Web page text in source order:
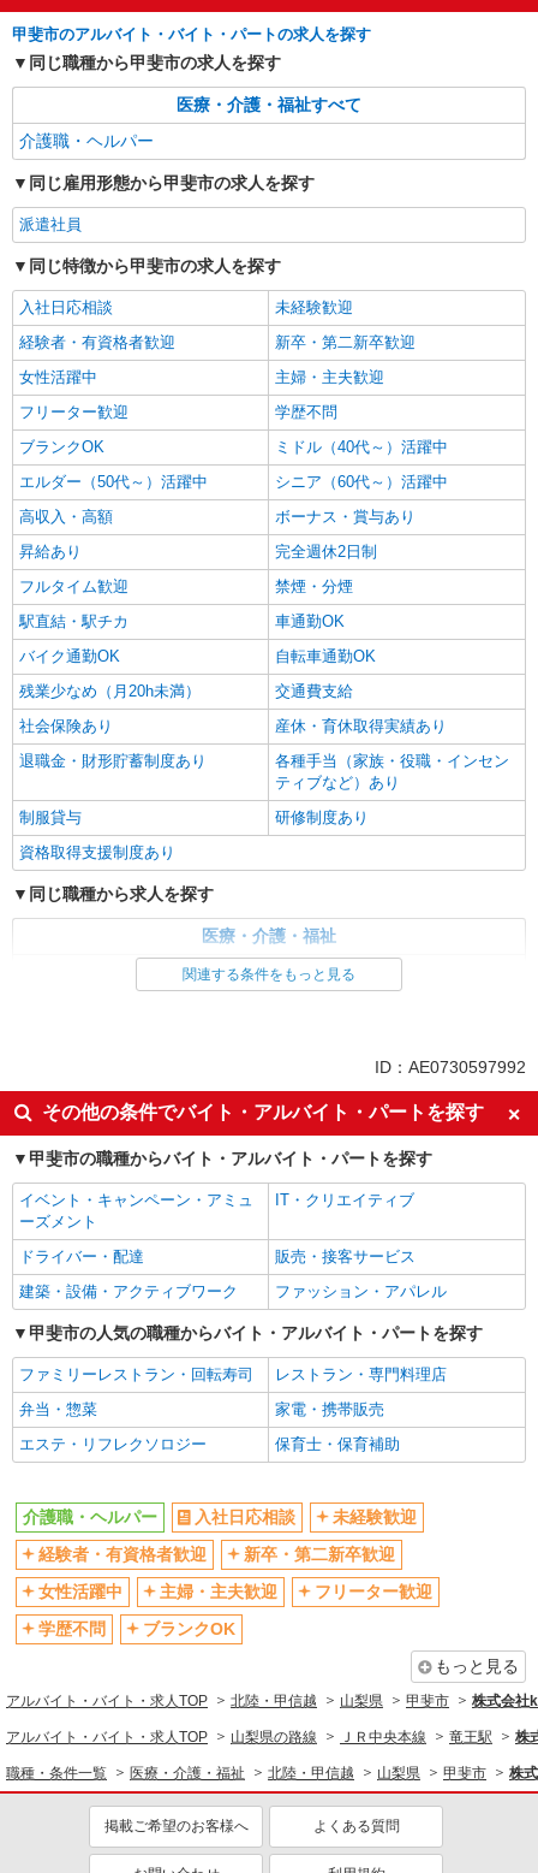
甲斐市のアルバイト・バイト・パートの求人を探す
同じ職種から甲斐市の求人を探す
医療・介護・福祉すべて
介護職・ヘルパー
同じ雇用形態から甲斐市の求人を探す
派遣社員
同じ特徴から甲斐市の求人を探す
入社日応相談
未経験歓迎
経験者・有資格者歓迎
新卒・第二新卒歓迎
女性活躍中
主婦・主夫歓迎
フリーター歓迎
学歴不問
ブランクOK
ミドル（40代～）活躍中
エルダー（50代～）活躍中
シニア（60代～）活躍中
高収入・高額
ボーナス・賞与あり
昇給あり
完全週休2日制
フルタイム歓迎
禁煙・分煙
駅直結・駅チカ
車通勤OK
バイク通勤OK
自転車通勤OK
残業少なめ（月20h未満）
交通費支給
社会保険あり
産休・育休取得実績あり
退職金・財形貯蓄制度あり
各種手当（家族・役職・インセン
ティブなど）あり
制服貸与
研修制度あり
資格取得支援制度あり
同じ職種から求人を探す
医療・介護・福祉
ボーナス・賞与あり
車通勤OK
交通費支給
社会保険あり
産休・育休取得実績あり
関連する条件をもっと見る
ID：AE0730597992
その他の条件でバイト・アルバイト・パートを探す
甲斐市の職種からバイト・アルバイト・パートを探す
イベント・キャンペーン・アミュ
ーズメント
IT・クリエイティブ
ドライバー・配達
販売・接客サービス
建築・設備・アクティブワーク
ファッション・アパレル
甲斐市の人気の職種からバイト・アルバイト・パートを探す
ファミリーレストラン・回転寿司
レストラン・専門料理店
弁当・惣菜
家電・携帯販売
エステ・リフレクソロジー
保育士・保育補助
介護職・ヘルパー 入社日応相談
未経験歓迎
経験者・有資格者歓迎
新卒・第二新卒歓迎
女性活躍中
主婦・主夫歓迎
フリーター歓迎
学歴不問
ブランクOK
もっと見る
アルバイト・バイト・求人TOP 北陸・甲信越 山梨県 甲斐市 株式会社
アルバイト・バイト・求人TOP 山梨県の路線 ＪＲ中央本線 竜王駅 株
職種・条件一覧 医療・介護・福祉 北陸・甲信越 山梨県 甲斐市 株
掲載ご希望のお客様へ よくある質問